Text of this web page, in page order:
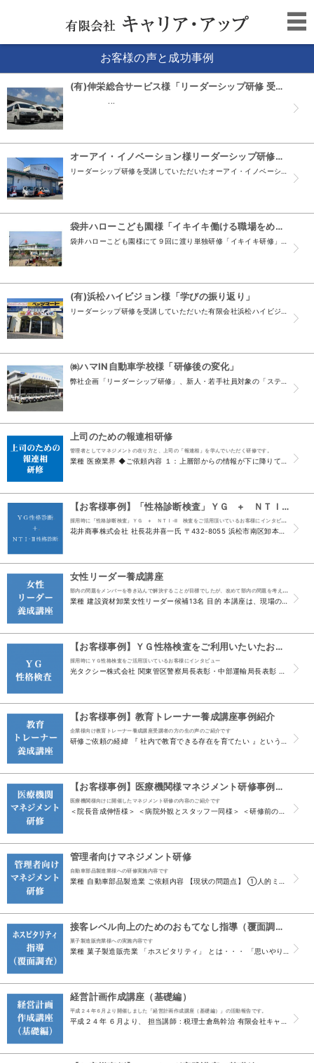
お客様の声と成功事例
(有)伸栄総合サービス様「リーダーシップ研修 受講者の声」
...
オーアイ・イノベーション様リーダーシップ研修受講後インタビュー
リーダーシップ研修を受講していただいたオーアイ・イノベーション㈱様より、受講後の感想などをインタビューさせていただきました。 松原次長、権田課長には、本リーダーシップ研修（４回シリーズ）を受講...
袋井ハローこども園様「イキイキ働ける職場をめざして」
袋井ハローこども園様にて９回に渡り単独研修「イキイキ研修」を開催しました。 「イキイキ研修」とは、 ①業務効率を考え仕事が出来るようになること。 ②一人一人が互いに連携し合い、より質の高い仕事...
(有)浜松ハイビジョン様「学びの振り返り」
リーダーシップ研修を受講していただいた有限会社浜松ハイビジョン様より、受講後の感想などをインタビューさせていただきました。杉山店長、伊澤店長は、本リーダーシップ研修（４回シリーズ）を３回受講し...
㈱ハマIN自動車学校様「研修後の変化」
弊社企画「リーダーシップ研修」、新人・若手社員対象の「ステップアップ研修」を受講された方に、研修を受けての感想などをインタビューさせていただきました。是非、研修の様子を感じ取っていただき、受講...
上司のための報連相研修
管理者としてマネジメントの在り方と、上司の「報連相」を学んでいただく研修です。
業種 医療業界 ◆ご依頼内容 １：上層部からの情報が下に降りて来なかったり、下からの相談・提案事項に対して何ら返答がなく、あえて聞きに 行かないと情報が得られず、部下の立場として仕事がしずらい...
【お客様事例】「性格診断検査」ＹＧ + ＮＴＩ-Ⅱ 検査をご利用いたいたお客様の声
採用時に「性格診断検査」ＹＧ + ＮＴＩ-Ⅱ 検査をご活用頂いているお客様にインタビュー
花井商事株式会社 社長花井喜一氏 〒432-8055 浜松市南区卸本町90 TEL：053-441-1551 「性格検査」は、主に入社試験で活用しています。 主には、「入社試験の時に活用してい...
女性リーダー養成講座
部内の問題をメンバーを巻き込んで解決することが目標でしたが、改めて部内の問題を考えるきっかけとなりました。
業種 建設資材卸業女性リーダー候補13名 目的 本講座は、現場の課題を活用しながら、リーダーシップやマネジメントを学習し、それを実践的に成果につなげていくことを目的としています。 身につけたい...
【お客様事例】ＹＧ性格検査をご利用いたいたお客様の声
採用時にＹＧ性格検査をご活用頂いているお客様にインタビュー
光タクシー株式会社 関東管区警察局長表彰・中部運輸局長表彰 〒432-8023 浜松市中区鴨江3丁目56番5号 TEL：053-452-0659（事務所） 053-4523-4181（配車） ...
【お客様事例】教育トレーナー養成講座事例紹介
企業様向け教育トレーナー養成講座受講者の方の生の声のご紹介です
研修ご依頼の経緯 『 社内で教育できる存在を育てたい 』というご依頼を有限会社春華堂常務取締役の間宮様からお受けして、7か月間の研修を行いました。 研修終了後のお言葉 ご依頼者、常務取締役間宮...
【お客様事例】医療機関様マネジメント研修事例紹介
医療機関様向けに開催したマネジメント研修の内容のご紹介です
＜院長音成伸悟様＞ ＜病院外観とスタッフ一同様＞ ＜研修前の状況＞ 経営者の悩み スタッフが指示されればやるという状態に慣れてしまい、自発的に行動できない。 トップの考えや将来を見越した部分に...
管理者向けマネジメント研修
自動車部品製造業様への研修実施内容です
業種 自動車部品製造業 ご依頼内容 【現状の問題点】 ①人的ミスが続出し、指導はしているが、なかなかミスの軽減につながらない。 ②部下たちは、指示されれば動くが、自発的に行動したりすることはな...
接客レベル向上のためのおもてなし指導（覆面調査）
菓子製造販売業様への実施内容です
業種 菓子製造販売業 「ホスピタリティ」 とは・・・ 「思いやり」「心からのおもてなし」という意味です。 形や行動などで示す「マナー」は相手に不快感を与えないための最低限のルールです。 そこに...
経営計画作成講座（基礎編）
平成２４年６月より開催しました「経営計画作成講座（基礎編）」の活動報告です。
平成２４年 ６月より、 担当講師 : 税理士倉島幹治 有限会社キャリア・アップ 須山由佳子 2 名で担当させて頂きました。 １．わが社は「今」どこにいるのか、「これから」どこへ向かって行くべき...